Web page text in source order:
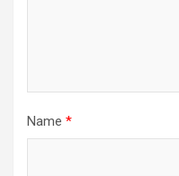
Name *